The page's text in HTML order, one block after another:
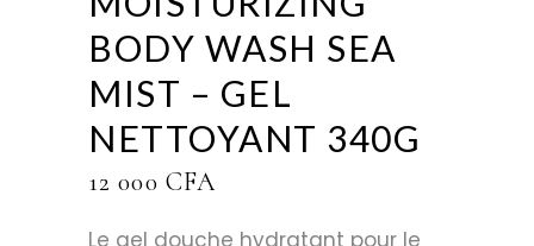
BODY WASH SEA
MIST – GEL
NETTOYANT 340G
12 000 CFA
Le gel douche hydratant pour le